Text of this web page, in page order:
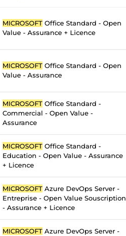
MICROSOFT Office Standard - Open
Value - Assurance + Licence
MICROSOFT Office Standard - Open
Value - Assurance
MICROSOFT Office Standard -
Commercial - Open Value -
Assurance
MICROSOFT Office Standard -
Education - Open Value - Assurance
+ Licence
MICROSOFT Azure DevOps Server -
Entreprise - Open Value Souscription
- Assurance + Licence
MICROSOFT Azure DevOps Server -